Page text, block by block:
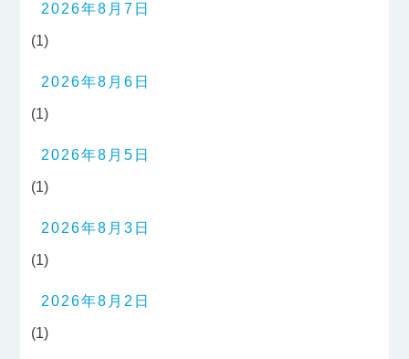
2026年8月7日
(1)
2026年8月6日
(1)
2026年8月5日
(1)
2026年8月3日
(1)
2026年8月2日
(1)